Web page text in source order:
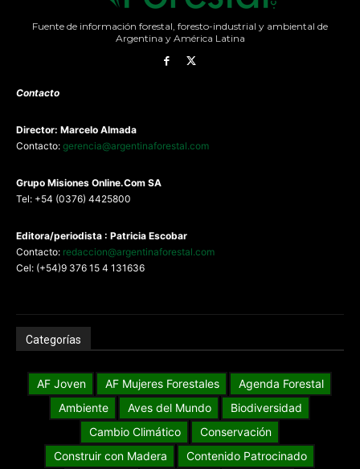
Fuente de información forestal, foresto-industrial y ambiental de
Argentina y América Latina
Contacto
Director: Marcelo Almada
Contacto: gerencia@argentinaforestal.com
Grupo Misiones Online.Com SA
Tel: +54 (0376) 4425800
Editora/periodista : Patricia Escobar
Contacto: redaccion@argentinaforestal.com
Cel: (+54)9 376 15 4 131636
Categorías
AF Joven AF Mujeres Forestales
Agenda Forestal
Ambiente
Aves del Mundo
Biodiversidad
Cambio Climático
Conservación
Construir con Madera
Contenido Patrocinado